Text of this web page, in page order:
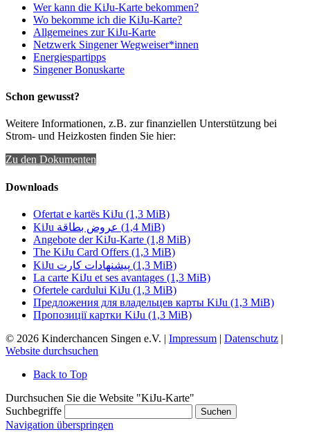
Wer kann die KiJu-Karte bekommen?
Wo bekomme ich die KiJu-Karte?
Allgemeines zur KiJu-Karte
Netzwerk Singener Wegweiser*innen
Energiespartipps
Singener Bonuskarte
Schon gewusst?
Weitere Informationen, z.B. zur finanziellen Unterstützung bei
Strom- und Heizkosten finden Sie hier:
Zu den Dokumenten
Downloads
Ofertat e kartës KiJu (1,3 MiB)
(1,4 MiB)
Angebote der KiJu-Karte (1,8 MiB)
The KiJu Card Offers (1,3 MiB)
(1,3 MiB)
La carte KiJu et ses avantages (1,3 MiB)
Ofertele cardului KiJu (1,3 MiB)
Предложения для владельцев карты KiJu (1,3 MiB)
Пропозиції картки KiJu (1,3 MiB)
© 2026 Kinderchancen Singen e.V. | Impressum | Datenschutz |
Website durchsuchen
Back to Top
Durchsuchen Sie die Website "KiJu-Karte"
Suchbegriffe
Suchen
Navigation überspringen